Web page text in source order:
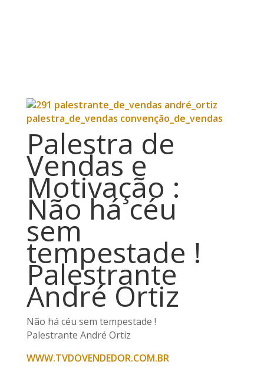
Palestra de
Vendas e
Motivação :
Não há céu
sem
tempestade !
Palestrante
André Ortiz
Não há céu sem tempestade !
Palestrante André Ortiz
WWW.TVDOVENDEDOR.COM.BR